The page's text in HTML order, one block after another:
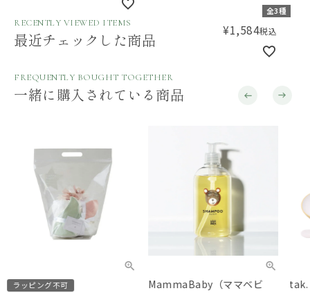
ミ）プリントドルマンロン全3種
¥1,584税込
RECENTLY VIEWED ITEMS
最近チェックした商品
FREQUENTLY BOUGHT TOGETHER
一緒に購入されている商品
ラッピング不可
MammaBaby（ママベビ
tak.